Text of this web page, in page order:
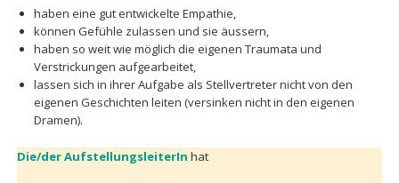
haben eine gut entwickelte Empathie,
können Gefühle zulassen und sie äussern,
haben so weit wie möglich die eigenen Traumata und
Verstrickungen aufgearbeitet,
lassen sich in ihrer Aufgabe als Stellvertreter nicht von den
eigenen Geschichten leiten (versinken nicht in den eigenen
Dramen).
Die/der AufstellungsleiterIn hat